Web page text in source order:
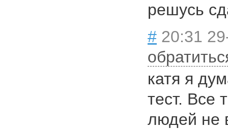
решусь
# 20:31
катя я
тест. Все
людей не